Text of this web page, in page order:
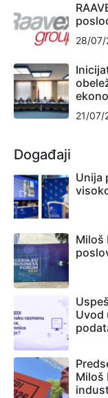
28/07/
21/07/
Događaji
Unija
Miloš
Uvod
Miloš